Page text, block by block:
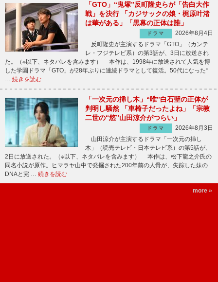
「GTO」“鬼塚”反町隆史らが「告白大作
戦」を決行 「カジサックの娘・梶原叶渚
は華がある」「黒幕の正体は誰」
ドラマ
2026年8月4日
反町隆史が主演するドラマ「GTO」（カンテ
レ・フジテレビ系）の第3話が、3日に放送され
た。（※以下、ネタバレを含みます） 本作は、1998年に放送されて人気を博
した学園ドラマ「GTO」が28年ぶりに連続ドラマとして復活。50代になった“
… 続きを読む
「一次元の挿し木」“唯”白石聖の正体が
判明し騒然 「車椅子だったよね」「宗教
二世の“悠”山田涼介がつらい」
ドラマ
2026年8月3日
山田涼介が主演するドラマ「一次元の挿し
木」（読売テレビ・日本テレビ系）の第5話が、
2日に放送された。（※以下、ネタバレを含みます） 本作は、松下龍之介氏の
同名小説が原作。ヒマラヤ山中で発掘された200年前の人骨が、失踪した妹の
DNAと完 … 続きを読む
more »